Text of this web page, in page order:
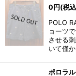
0円(税
POLO
ョーツ
させる
いて僅
ポロラ